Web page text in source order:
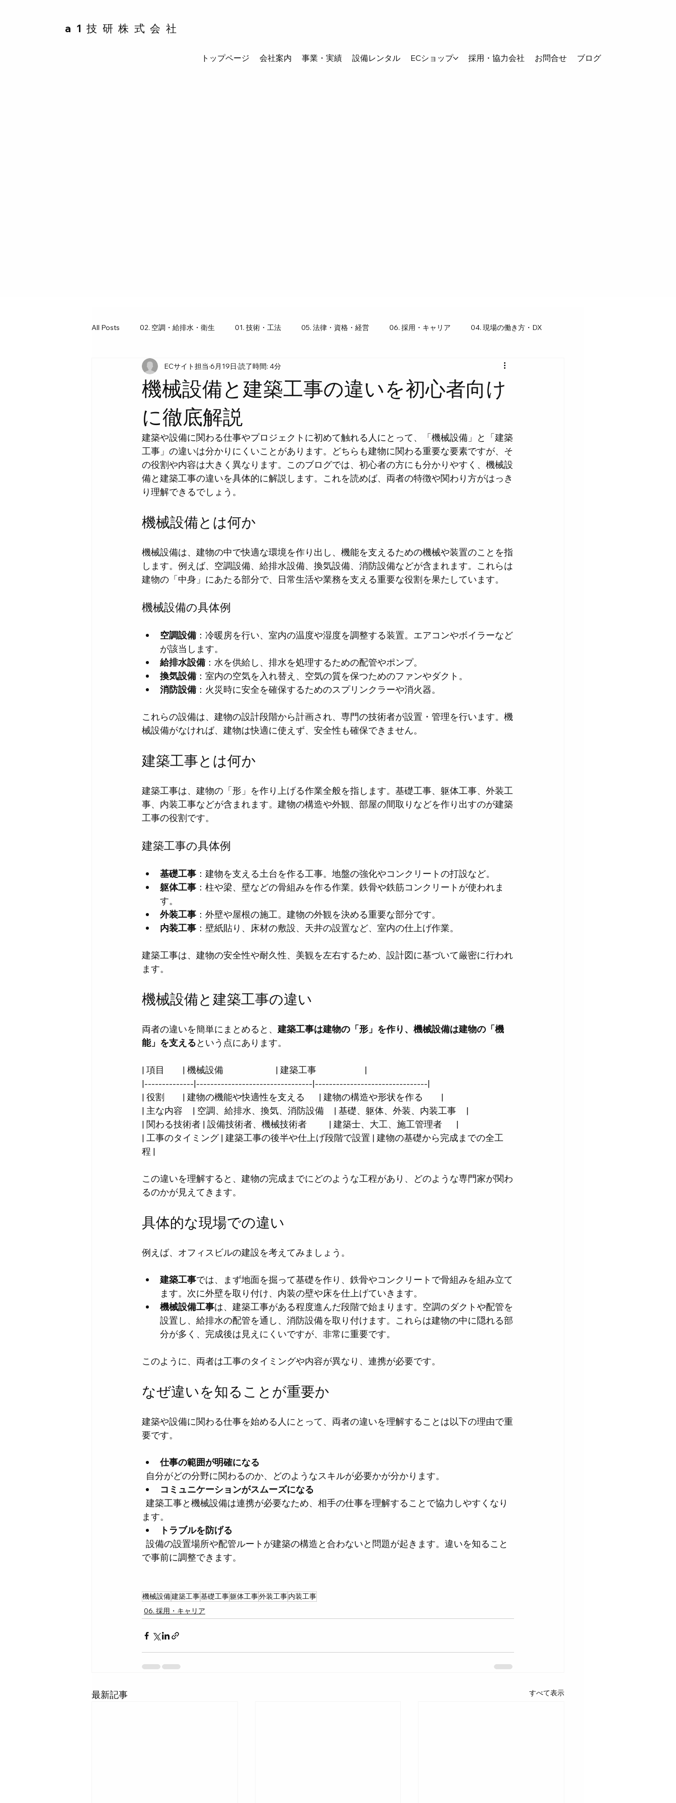
a1技研株式会社
トップページ 会社案内 事業・実績 設備レンタル ECショップ 採用・協力会社 お問合せ ブログ
All Posts 02. 空調・給排水・衛生 01. 技術・工法 05. 法律・資格・経営 06. 採用・キャリア 04. 現場の働き方・DX
03. 工具・ギア図鑑 07. 水回り豆知識
機械設備と建築工事の違いを初心者向け
に徹底解説
ECサイト担当 6月19日 読了時間: 4分
建築や設備に関わる仕事やプロジェクトに初めて触れる人にとって、「機械設備」と「建築
工事」の違いは分かりにくいことがあります。どちらも建物に関わる重要な要素ですが、そ
の役割や内容は大きく異なります。このブログでは、初心者の方にも分かりやすく、機械設
備と建築工事の違いを具体的に解説します。これを読めば、両者の特徴や関わり方がはっき
り理解できるでしょう。
機械設備とは何か
機械設備は、建物の中で快適な環境を作り出し、機能を支えるための機械や装置のことを指
します。例えば、空調設備、給排水設備、換気設備、消防設備などが含まれます。これらは
建物の「中身」にあたる部分で、日常生活や業務を支える重要な役割を果たしています。
機械設備の具体例
空調設備：冷暖房を行い、室内の温度や湿度を調整する装置。エアコンやボイラーなど
が該当します。
給排水設備：水を供給し、排水を処理するための配管やポンプ。
換気設備：室内の空気を入れ替え、空気の質を保つためのファンやダクト。
消防設備：火災時に安全を確保するためのスプリンクラーや消火器。
これらの設備は、建物の設計段階から計画され、専門の技術者が設置・管理を行います。機
械設備がなければ、建物は快適に使えず、安全性も確保できません。
建築工事とは何か
建築工事は、建物の「形」を作り上げる作業全般を指します。基礎工事、躯体工事、外装工
事、内装工事などが含まれます。建物の構造や外観、部屋の間取りなどを作り出すのが建築
工事の役割です。
建築工事の具体例
基礎工事 ：建物を支える土台を作る工事。地盤の強化やコンクリートの打設など。
躯体工事 ：柱や梁、壁などの骨組みを作る作業。鉄骨や鉄筋コンクリートが使われま
す。
外装工事 ：外壁や屋根の施工。建物の外観を決める重要な部分です。
内装工事 ：壁紙貼り、床材の敷設、天井の設置など、室内の仕上げ作業。
建築工事は、建物の安全性や耐久性、美観を左右するため、設計図に基づいて厳密に行われ
ます。
機械設備と建築工事の違い
両者の違いを簡単にまとめると、 建築工事は建物の「形」を作り、機械設備は建物の「機
能」を支えるという点にあります。
| 項目         | 機械設備                          | 建築工事                        |
|--------------|---------------------------------|--------------------------------|
| 役割         | 建物の機能や快適性を支える       | 建物の構造や形状を作る         |
| 主な内容     | 空調、給排水、換気、消防設備     | 基礎、躯体、外装、内装工事     |
| 関わる技術者 | 設備技術者、機械技術者           | 建築士、大工、施工管理者       |
| 工事のタイミング | 建築工事の後半や仕上げ段階で設置 | 建物の基礎から完成までの全工
程 |
この違いを理解すると、建物の完成までにどのような工程があり、どのような専門家が関わ
るのかが見えてきます。
具体的な現場での違い
例えば、オフィスビルの建設を考えてみましょう。
建築工事では、まず地面を掘って基礎を作り、鉄骨やコンクリートで骨組みを組み立て
ます。次に外壁を取り付け、内装の壁や床を仕上げていきます。
機械設備工事は、建築工事がある程度進んだ段階で始まります。空調のダクトや配管を
設置し、給排水の配管を通し、消防設備を取り付けます。これらは建物の中に隠れる部
分が多く、完成後は見えにくいですが、非常に重要です。
このように、両者は工事のタイミングや内容が異なり、連携が必要です。
なぜ違いを知ることが重要か
建築や設備に関わる仕事を始める人にとって、両者の違いを理解することは以下の理由で重
要です。
仕事の範囲が明確になる
  自分がどの分野に関わるのか、どのようなスキルが必要かが分かります。
コミュニケーションがスムーズになる
ます。
トラブルを防げる
で事前に調整できます。
機械設備建築工事基礎工事躯体工事外装工事内装工事
06. 採用・キャリア
最新記事 すべて表示